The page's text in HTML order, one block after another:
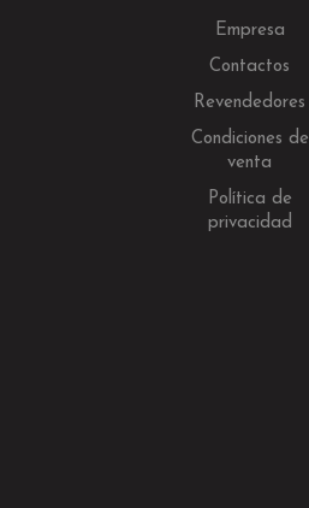
Empresa
Contactos
Revendedores
Condiciones de
venta
Política de
privacidad